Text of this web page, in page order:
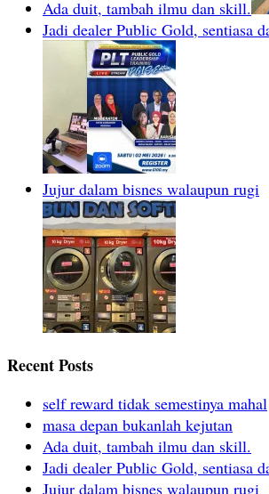
Ada duit, tambah ilmu dan skill.
Jadi dealer Public Gold, sentiasa
Jujur dalam bisnes walaupun rugi
Recent Posts
self reward tidak semestinya mahal
masa depan bukanlah kejutan
Ada duit, tambah ilmu dan skill.
Jadi dealer Public Gold, sentiasa
Jujur dalam bisnes walaupun rugi